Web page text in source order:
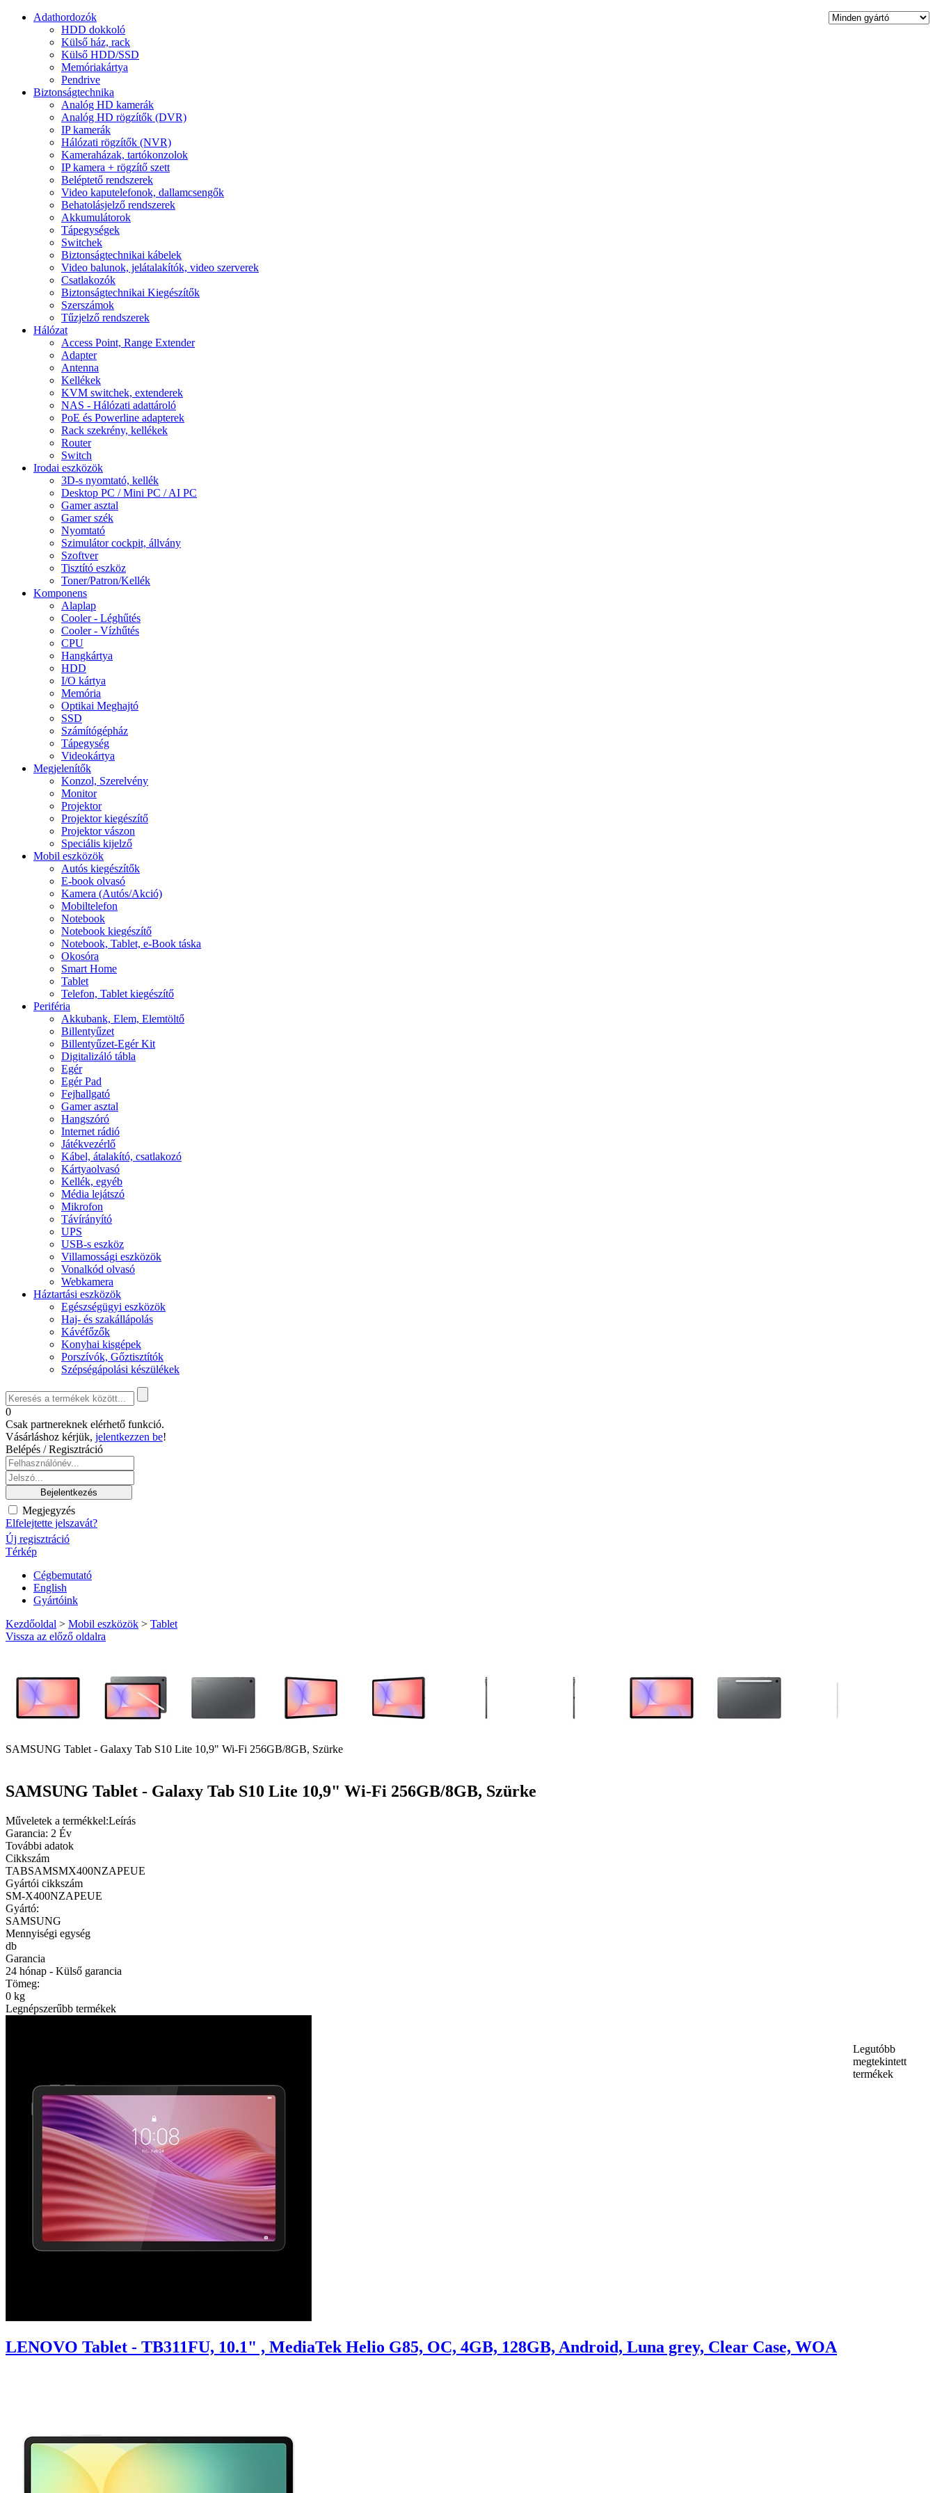
Adathordozók
HDD dokkoló
Külső ház, rack
Külső HDD/SSD
Memóriakártya
Pendrive
Biztonságtechnika
Analóg HD kamerák
Analóg HD rögzítők (DVR)
IP kamerák
Hálózati rögzítők (NVR)
Kameraházak, tartókonzolok
IP kamera + rögzítő szett
Beléptető rendszerek
Video kaputelefonok, dallamcsengők
Behatolásjelző rendszerek
Akkumulátorok
Tápegységek
Switchek
Biztonságtechnikai kábelek
Video balunok, jelátalakítók, video szerverek
Csatlakozók
Biztonságtechnikai Kiegészítők
Szerszámok
Tűzjelző rendszerek
Hálózat
Access Point, Range Extender
Adapter
Antenna
Kellékek
KVM switchek, extenderek
NAS - Hálózati adattároló
PoE és Powerline adapterek
Rack szekrény, kellékek
Router
Switch
Irodai eszközök
3D-s nyomtató, kellék
Desktop PC / Mini PC / AI PC
Gamer asztal
Gamer szék
Nyomtató
Szimulátor cockpit, állvány
Szoftver
Tisztító eszköz
Toner/Patron/Kellék
Komponens
Alaplap
Cooler - Léghűtés
Cooler - Vízhűtés
CPU
Hangkártya
HDD
I/O kártya
Memória
Optikai Meghajtó
SSD
Számítógépház
Tápegység
Videokártya
Megjelenítők
Konzol, Szerelvény
Monitor
Projektor
Projektor kiegészítő
Projektor vászon
Speciális kijelző
Mobil eszközök
Autós kiegészítők
E-book olvasó
Kamera (Autós/Akció)
Mobiltelefon
Notebook
Notebook kiegészítő
Notebook, Tablet, e-Book táska
Okosóra
Smart Home
Tablet
Telefon, Tablet kiegészítő
Periféria
Akkubank, Elem, Elemtöltő
Billentyűzet
Billentyűzet-Egér Kit
Digitalizáló tábla
Egér
Egér Pad
Fejhallgató
Gamer asztal
Hangszóró
Internet rádió
Játékvezérlő
Kábel, átalakító, csatlakozó
Kártyaolvasó
Kellék, egyéb
Média lejátszó
Mikrofon
Távírányító
UPS
USB-s eszköz
Villamossági eszközök
Vonalkód olvasó
Webkamera
Háztartási eszközök
Egészségügyi eszközök
Haj- és szakállápolás
Kávéfőzők
Konyhai kisgépek
Porszívók, Gőztisztítók
Szépségápolási készülékek
0
Csak partnereknek elérhető funkció.
Vásárláshoz kérjük, jelentkezzen be!
Belépés / Regisztráció
Megjegyzés
Elfelejtette jelszavát?
Új regisztráció
Térkép
Cégbemutató
English
Gyártóink
Kezdőoldal > Mobil eszközök > Tablet
Vissza az előző oldalra
SAMSUNG Tablet - Galaxy Tab S10 Lite 10,9" Wi-Fi 256GB/8GB, Szürke
SAMSUNG Tablet - Galaxy Tab S10 Lite 10,9" Wi-Fi 256GB/8GB, Szürke
Műveletek a termékkel:Leírás
Garancia: 2 Év
További adatok
Cikkszám
TABSAMSMX400NZAPEUE
Gyártói cikkszám
SM-X400NZAPEUE
Gyártó:
SAMSUNG
Mennyiségi egység
db
Garancia
24 hónap - Külső garancia
Tömeg:
0 kg
Legnépszerűbb termékek
LENOVO Tablet - TB311FU, 10.1" , MediaTek Helio G85, OC, 4GB, 128GB, Android, Luna grey, Clear Case, WOA
Legutóbb
megtekintett
termékek